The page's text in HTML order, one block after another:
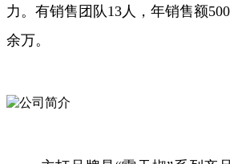
力。有销售团队13人，年销售额
余万。